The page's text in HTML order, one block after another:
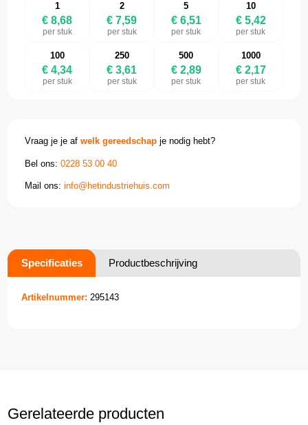
1
€ 8,68
per stuk
2
€ 7,59
per stuk
5
€ 6,51
per stuk
10
€ 5,42
per stuk
100
€ 4,34
per stuk
250
€ 3,61
per stuk
500
€ 2,89
per stuk
1000
€ 2,17
per stuk
Vraag je je afwelk gereedschap je nodig hebt?
Bel ons:0228 53 00 40
Mail ons:info@hetindustriehuis.com
Specificaties Productbeschrijving
Artikelnummer: 295143
Gerelateerde producten